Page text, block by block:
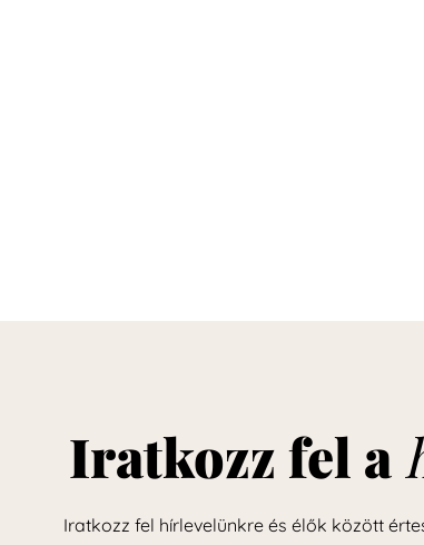
Iratkozz fel a
Iratkozz fel hírlevelünkre és élők között